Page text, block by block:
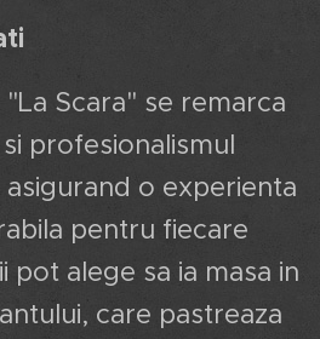
Scara" se remarca
profesionalismul
asigurand o experienta
pentru fiecare
pot alege sa ia masa in
care pastreaza